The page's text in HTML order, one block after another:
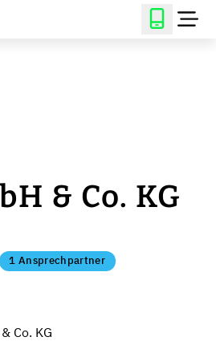
& Co. KG
1 Ansprechpartner
Co. KG